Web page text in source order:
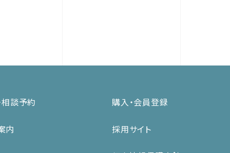
相談予約
内
購入・会員登録
採用サイト